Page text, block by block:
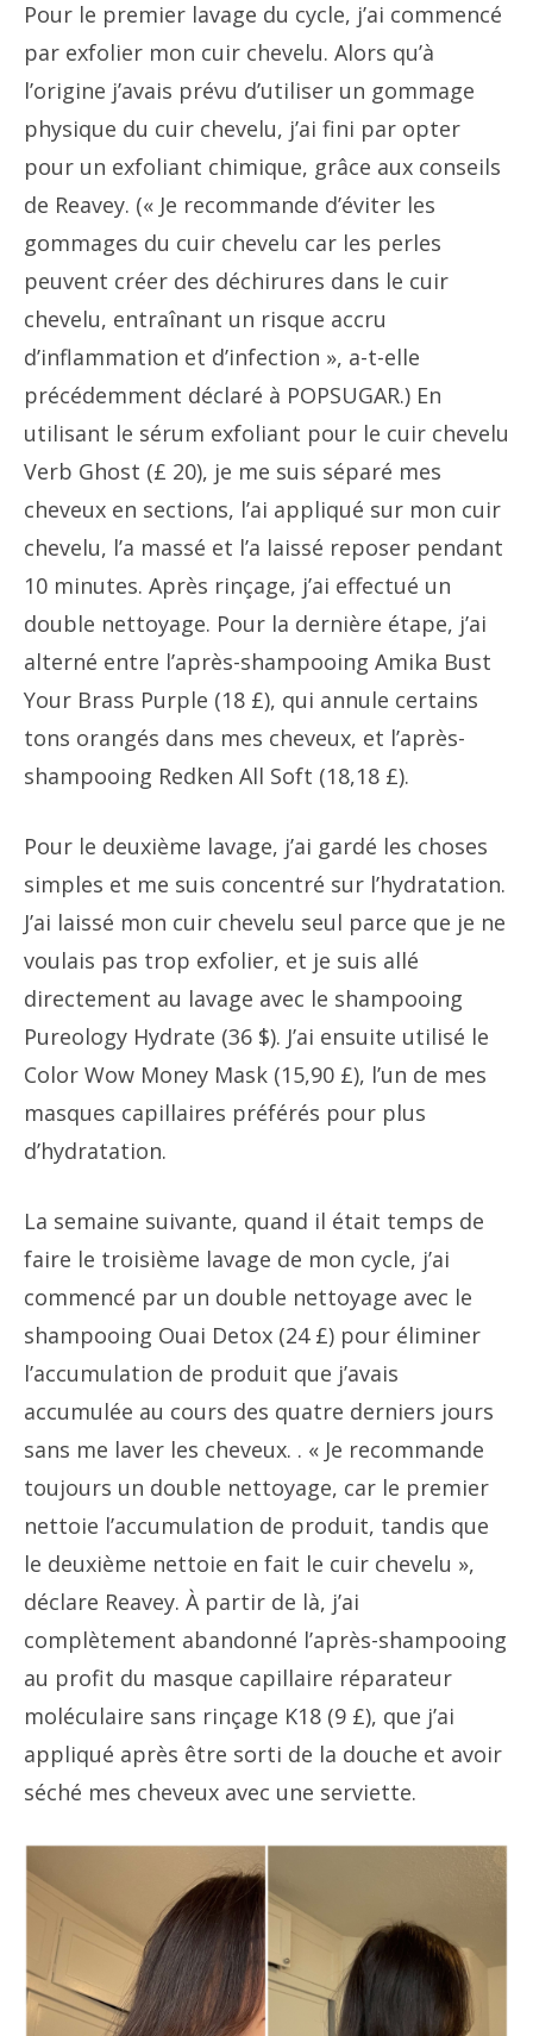
Pour le premier lavage du cycle, j’ai commencé
par exfolier mon cuir chevelu. Alors qu’à
l’origine j’avais prévu d’utiliser un gommage
physique du cuir chevelu, j’ai fini par opter
pour un exfoliant chimique, grâce aux conseils
de Reavey. (« Je recommande d’éviter les
gommages du cuir chevelu car les perles
peuvent créer des déchirures dans le cuir
chevelu, entraînant un risque accru
d’inflammation et d’infection », a-t-elle
précédemment déclaré à POPSUGAR.) En
utilisant le sérum exfoliant pour le cuir chevelu
Verb Ghost (£ 20), je me suis séparé mes
cheveux en sections, l’ai appliqué sur mon cuir
chevelu, l’a massé et l’a laissé reposer pendant
10 minutes. Après rinçage, j’ai effectué un
double nettoyage. Pour la dernière étape, j’ai
alterné entre l’après-shampooing Amika Bust
Your Brass Purple (18 £), qui annule certains
tons orangés dans mes cheveux, et l’après-
shampooing Redken All Soft (18,18 £).
Pour le deuxième lavage, j’ai gardé les choses
simples et me suis concentré sur l’hydratation.
J’ai laissé mon cuir chevelu seul parce que je ne
voulais pas trop exfolier, et je suis allé
directement au lavage avec le shampooing
Pureology Hydrate (36 $). J’ai ensuite utilisé le
Color Wow Money Mask (15,90 £), l’un de mes
masques capillaires préférés pour plus
d’hydratation.
La semaine suivante, quand il était temps de
faire le troisième lavage de mon cycle, j’ai
commencé par un double nettoyage avec le
shampooing Ouai Detox (24 £) pour éliminer
l’accumulation de produit que j’avais
accumulée au cours des quatre derniers jours
sans me laver les cheveux. . « Je recommande
toujours un double nettoyage, car le premier
nettoie l’accumulation de produit, tandis que
le deuxième nettoie en fait le cuir chevelu »,
déclare Reavey. À partir de là, j’ai
complètement abandonné l’après-shampooing
au profit du masque capillaire réparateur
moléculaire sans rinçage K18 (9 £), que j’ai
appliqué après être sorti de la douche et avoir
séché mes cheveux avec une serviette.